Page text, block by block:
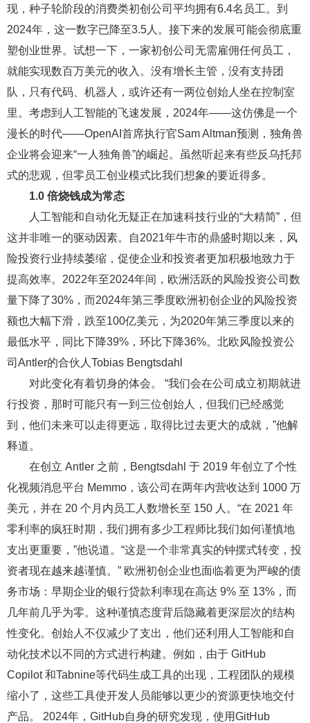
现，种子轮阶段的消费类初创公司平均拥有6.4名员工。到
2024年，这一数字已降至3.5人。接下来的发展可能会彻底重
塑创业世界。试想一下，一家初创公司无需雇佣任何员工，
就能实现数百万美元的收入。没有增长主管，没有支持团
队，只有代码、机器人，或许还有一两位创始人坐在控制室
里。考虑到人工智能的飞速发展，2024年——这仿佛是一个
漫长的时代——OpenAI首席执行官Sam Altman预测，独角兽
企业将会迎来“一人独角兽”的崛起。虽然听起来有些反乌托邦
式的悲观，但零员工创业模式比我们想象的要近得多。
1.0 倍烧钱成为常态
人工智能和自动化无疑正在加速科技行业的“大精简”，但
这并非唯一的驱动因素。自2021年牛市的鼎盛时期以来，风
险投资行业持续萎缩，促使企业和投资者更加积极地致力于
提高效率。2022年至2024年间，欧洲活跃的风险投资公司数
量下降了30%，而2024年第三季度欧洲初创企业的风险投资
额也大幅下滑，跌至100亿美元，为2020年第三季度以来的
最低水平，同比下降39%，环比下降36%。北欧风险投资公
司Antler的合伙人Tobias Bengtsdahl
对此变化有着切身的体会。 “我们会在公司成立初期就进
行投资，那时可能只有一到三位创始人，但我们已经感觉
到，他们未来可以走得更远，取得比过去更大的成就，”他解
释道。
在创立 Antler 之前，Bengtsdahl 于 2019 年创立了个性
化视频消息平台 Memmo，该公司在两年内营收达到 1000 万
美元，并在 20 个月内员工人数增长至 150 人。“在 2021 年
零利率的疯狂时期，我们拥有多少工程师比我们如何谨慎地
支出更重要，”他说道。“这是一个非常真实的钟摆式转变，投
资者现在越来越谨慎。” 欧洲初创企业也面临着更为严峻的债
务市场：早期企业的银行贷款利率现在高达 9% 至 13%，而
几年前几乎为零。这种谨慎态度背后隐藏着更深层次的结构
性变化。创始人不仅减少了支出，他们还利用人工智能和自
动化技术以不同的方式进行构建。例如，由于 GitHub
Copilot 和Tabnine等代码生成工具的出现，工程团队的规模
缩小了，这些工具使开发人员能够以更少的资源更快地交付
产品。 2024年，GitHub自身的研究发现，使用GitHub